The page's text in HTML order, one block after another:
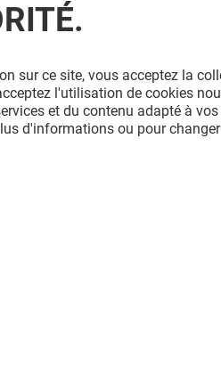
sur ce site, vous acceptez la
l'utilisation de cookies
et du contenu adapté à
d'informations ou pour